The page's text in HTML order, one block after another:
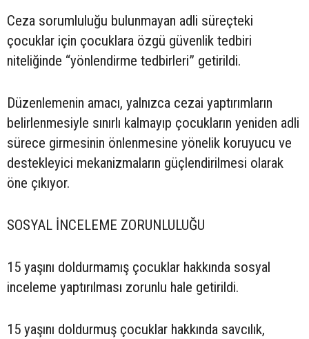
Ceza sorumluluğu bulunmayan adli süreçteki
çocuklar için çocuklara özgü güvenlik tedbiri
niteliğinde “yönlendirme tedbirleri” getirildi.
Düzenlemenin amacı, yalnızca cezai yaptırımların
belirlenmesiyle sınırlı kalmayıp çocukların yeniden adli
sürece girmesinin önlenmesine yönelik koruyucu ve
destekleyici mekanizmaların güçlendirilmesi olarak
öne çıkıyor.
SOSYAL İNCELEME ZORUNLULUĞU
15 yaşını doldurmamış çocuklar hakkında sosyal
inceleme yaptırılması zorunlu hale getirildi.
15 yaşını doldurmuş çocuklar hakkında savcılık,